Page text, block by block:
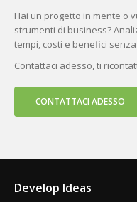
Hai un progetto in mente o
strumenti di business?
tempi, costi e benefici
Contattaci adesso, ti
CONTATTACI ADESSO
Develop Ideas